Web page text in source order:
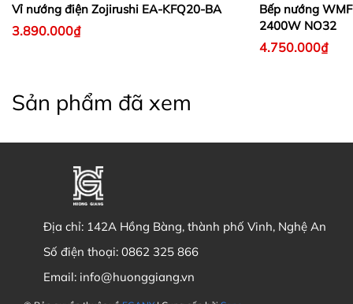
Vỉ nướng điện Zojirushi EA-KFQ20-BA
3.890.000₫
Bếp nướng
2400W NO32
4.750.000₫
Sản phẩm đã xem
Địa chỉ: 142A Hồng Bàng, thành phố Vinh, Nghệ An
Số điện thoại: 0862 325 866
Email: info@huonggiang.vn